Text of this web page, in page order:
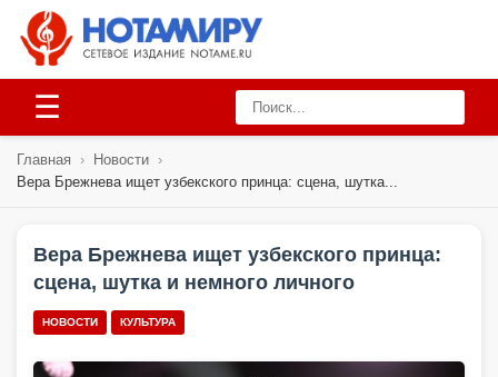
☰
Главная › Новости ›
Вера Брежнева ищет узбекского принца: сцена, шутка...
Вера Брежнева ищет узбекского принца:
сцена, шутка и немного личного
НОВОСТИ КУЛЬТУРА